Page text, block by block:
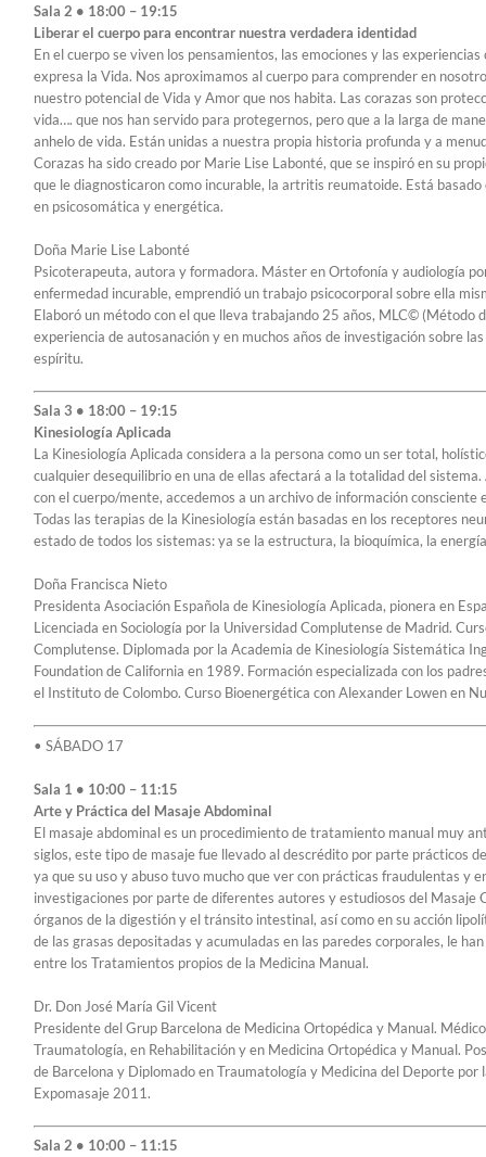
Sala 2 • 18:00 – 19:15
Liberar el cuerpo para encontrar nuestra verdadera identidad
En el cuerpo se viven los pensamientos, las emociones y las
expresa la Vida. Nos aproximamos al cuerpo para comprender en
nuestro potencial de Vida y Amor que nos habita. Las corazas son
vida…. que nos han servido para protegernos, pero que a la larga de
anhelo de vida. Están unidas a nuestra propia historia profunda y a
Corazas ha sido creado por Marie Lise Labonté, que se inspiró en su
que le diagnosticaron como incurable, la artritis reumatoide. Está
en psicosomática y energética.
Doña Marie Lise Labonté
Psicoterapeuta, autora y formadora. Máster en Ortofonía y audiología
enfermedad incurable, emprendió un trabajo psicocorporal sobre ella
Elaboró un método con el que lleva trabajando 25 años, MLC© (Método
experiencia de autosanación y en muchos años de investigación sobre
espíritu.
Sala 3 • 18:00 – 19:15
Kinesiología Aplicada
La Kinesiología Aplicada considera a la persona como un ser total,
cualquier desequilibrio en una de ellas afectará a la totalidad del
con el cuerpo/mente, accedemos a un archivo de información consciente
Todas las terapias de la Kinesiología están basadas en los receptores
estado de todos los sistemas: ya se la estructura, la bioquímica, la
Doña Francisca Nieto
Presidenta Asociación Española de Kinesiología Aplicada, pionera en
Licenciada en Sociología por la Universidad Complutense de Madrid.
Complutense. Diplomada por la Academia de Kinesiología Sistemática
Foundation de California en 1989. Formación especializada con los
el Instituto de Colombo. Curso Bioenergética con Alexander Lowen en
• SÁBADO 17
Sala 1 • 10:00 – 11:15
Arte y Práctica del Masaje Abdominal
El masaje abdominal es un procedimiento de tratamiento manual muy
siglos, este tipo de masaje fue llevado al descrédito por parte prácticos
ya que su uso y abuso tuvo mucho que ver con prácticas fraudulentas y
investigaciones por parte de diferentes autores y estudiosos del Masaje
órganos de la digestión y el tránsito intestinal, así como en su acción
de las grasas depositadas y acumuladas en las paredes corporales, le
entre los Tratamientos propios de la Medicina Manual.
Dr. Don José María Gil Vicent
Presidente del Grup Barcelona de Medicina Ortopédica y Manual.
Traumatología, en Rehabilitación y en Medicina Ortopédica y Manual.
de Barcelona y Diplomado en Traumatología y Medicina del Deporte por
Expomasaje 2011.
Sala 2 • 10:00 – 11:15